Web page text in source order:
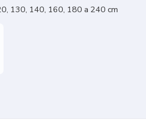
130, 140, 160, 180 a 240 cm